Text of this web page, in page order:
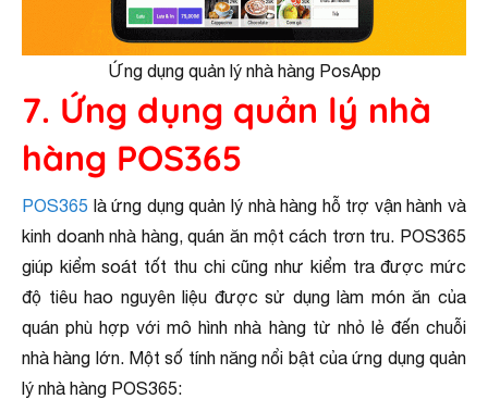
Ứng dụng quản lý nhà hàng PosApp
7. Ứng dụng quản lý nhà
hàng POS365
POS365 là ứng dụng quản lý nhà hàng hỗ trợ vận hành và
kinh doanh nhà hàng, quán ăn một cách trơn tru. POS365
giúp kiểm soát tốt thu chi cũng như kiểm tra được mức
độ tiêu hao nguyên liệu được sử dụng làm món ăn của
quán phù hợp với mô hình nhà hàng từ nhỏ lẻ đến chuỗi
nhà hàng lớn. Một số tính năng nổi bật của ứng dụng quản
lý nhà hàng POS365: